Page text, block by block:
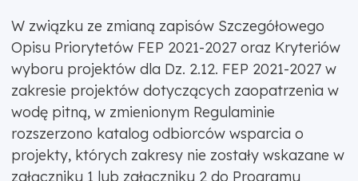
W związku ze zmianą zapisów Szczegółowego
Opisu Priorytetów FEP 2021-2027 oraz Kryteriów
wyboru projektów dla Dz. 2.12. FEP 2021-2027 w
zakresie projektów dotyczących zaopatrzenia w
wodę pitną, w zmienionym Regulaminie
rozszerzono katalog odbiorców wsparcia o
projekty, których zakresy nie zostały wskazane w
załączniku 1 lub załączniku 2 do Programu